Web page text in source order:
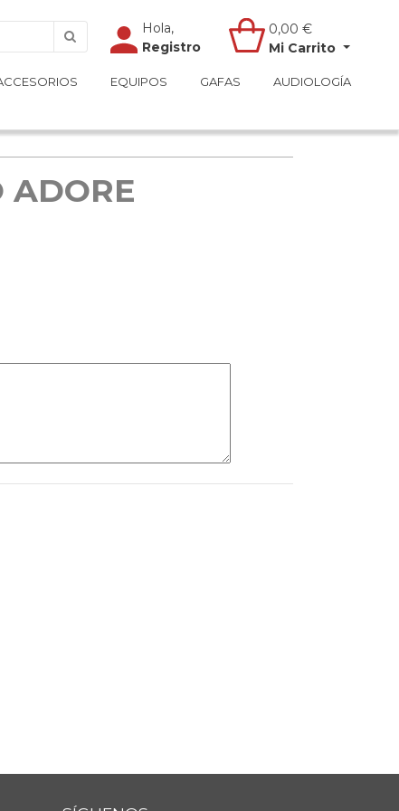
Hola,
Registro
0,00 €
Mi Carrito
EQUIPOS GAFAS AUDIOLOGÍA
Hola,
Registro
0,00 €
Mi Carrito
EQUIPOS GAFAS AUDIOLOGÍA
ADORE